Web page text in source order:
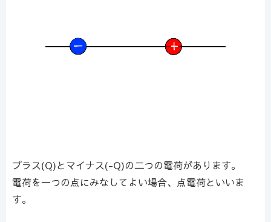
プラス(Q)とマイナス(-Q)の二つの電荷があります。
電荷を一つの点にみなしてよい場合、点電荷といいま
す。